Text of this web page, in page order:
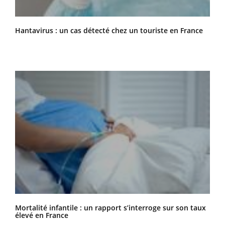
Hantavirus : un cas détecté chez un touriste en France
Mortalité infantile : un rapport s’interroge sur son taux
élevé en France